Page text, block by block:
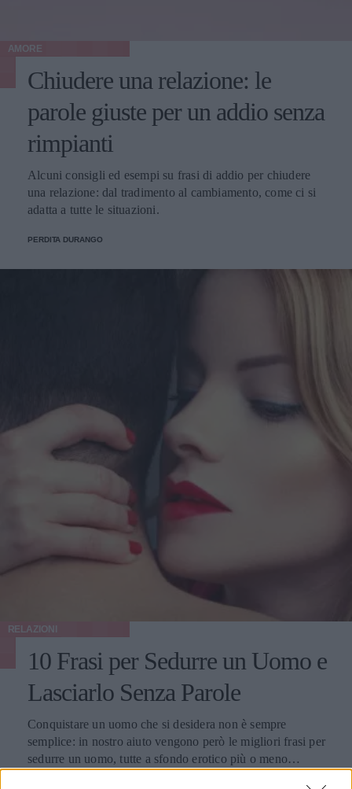
AMORE
Chiudere una relazione: le
parole giuste per un addio senza
rimpianti
Alcuni consigli ed esempi su frasi di addio per chiudere
una relazione: dal tradimento al cambiamento, come ci si
adatta a tutte le situazioni.
PERDITA DURANGO
RELAZIONI
10 Frasi per Sedurre un Uomo e
Lasciarlo Senza Parole
Conquistare un uomo che si desidera non è sempre
semplice: in nostro aiuto vengono però le migliori frasi per
sedurre un uomo, tutte a sfondo erotico più o meno